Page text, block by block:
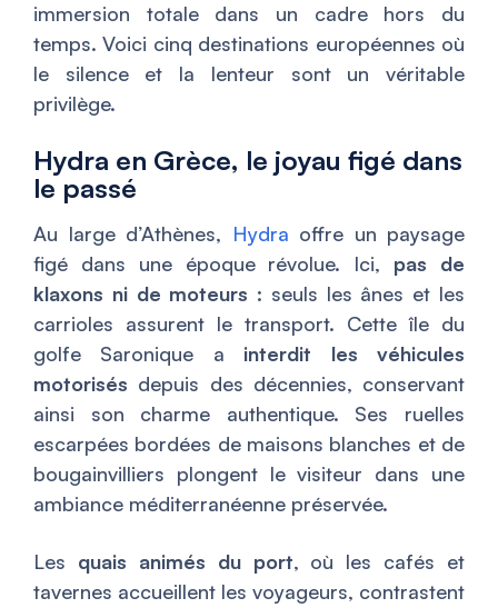
immersion totale dans un cadre hors du
temps. Voici cinq destinations européennes où
le silence et la lenteur sont un véritable
privilège.
Hydra en Grèce, le joyau figé dans
le passé
Au large d’Athènes, Hydra offre un paysage
figé dans une époque révolue. Ici, pas de
klaxons ni de moteurs : seuls les ânes et les
carrioles assurent le transport. Cette île du
golfe Saronique a interdit les véhicules
motorisés depuis des décennies, conservant
ainsi son charme authentique. Ses ruelles
escarpées bordées de maisons blanches et de
bougainvilliers plongent le visiteur dans une
ambiance méditerranéenne préservée.
Les quais animés du port, où les cafés et
tavernes accueillent les voyageurs, contrastent